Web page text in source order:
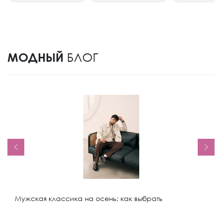
МОДНЫЙ БЛОГ
Мужская классика на осень: как выбрать